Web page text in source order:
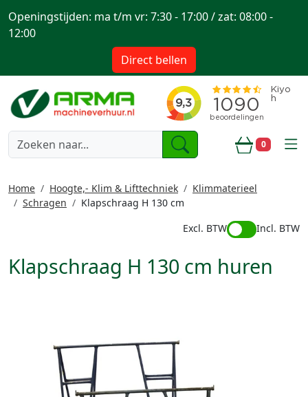
0
Openingstijden: ma t/m vr: 7:30 - 17:00 / zat: 08:00 -
12:00
Direct bellen
Home Hoogte,- Klim & Lifttechniek
Klimmaterieel
Schragen
Klapschraag H 130 cm
Excl. BTW
Incl. BTW
Klapschraag H 130 cm huren